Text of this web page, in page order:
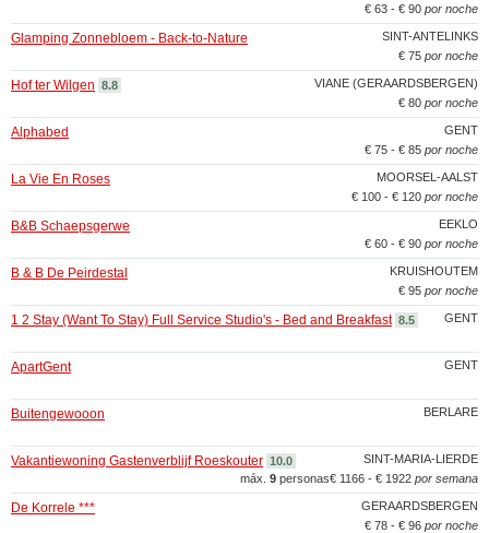
€ 63 - € 90 por noche
SINT-ANTELINKS
Glamping Zonnebloem - Back-to-Nature
€ 75 por noche
VIANE (GERAARDSBERGEN)
Hof ter Wilgen 8.8
€ 80 por noche
GENT
Alphabed
€ 75 - € 85 por noche
MOORSEL-AALST
La Vie En Roses
€ 100 - € 120 por noche
EEKLO
B&B Schaepsgerwe
€ 60 - € 90 por noche
KRUISHOUTEM
B & B De Peirdestal
€ 95 por noche
GENT
1 2 Stay (Want To Stay) Full Service Studio's - Bed and Breakfast 8.5
GENT
ApartGent
BERLARE
Buitengewooon
SINT-MARIA-LIERDE
Vakantiewoning Gastenverblijf Roeskouter 10.0
€ 1166 - € 1922 por semana
máx. 9 personas
GERAARDSBERGEN
De Korrele ***
€ 78 - € 96 por noche